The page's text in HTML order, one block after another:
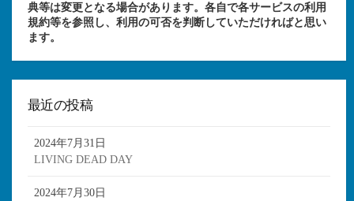
典等は変更となる場合があります。各自で各サービスの利用
規約等を参照し、利用の可否を判断していただければと思い
ます。
最近の投稿
2024年7月31日
LIVING DEAD DAY
2024年7月30日